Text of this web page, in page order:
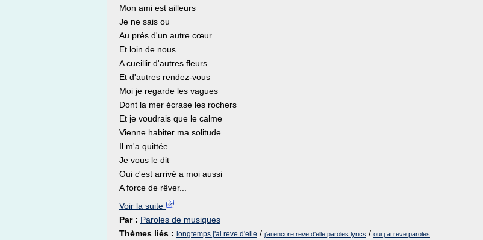
Mon ami est ailleurs
Je ne sais ou
Au prés d'un autre cœur
Et loin de nous
A cueillir d'autres fleurs
Et d'autres rendez-vous
Moi je regarde les vagues
Dont la mer écrase les rochers
Et je voudrais que le calme
Vienne habiter ma solitude
Il m'a quittée
Je vous le dit
Oui c'est arrivé a moi aussi
A force de rêver...
Voir la suite
Par : Paroles de musiques
Thèmes liés : longtemps j'ai reve d'elle / j'ai encore reve d'elle paroles lyrics / oui j ai reve paroles